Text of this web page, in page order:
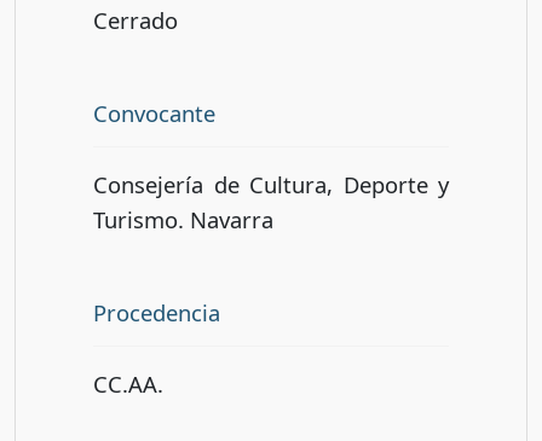
Cerrado
Convocante
Consejería de Cultura, Deporte y
Turismo. Navarra
Procedencia
CC.AA.